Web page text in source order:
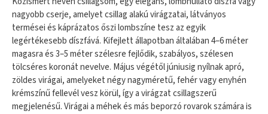
nagyobb cserje, amelyet csillag alakú virágzatai, látványos
termései és káprázatos őszi lombszíne tesz az egyik
legértékesebb díszfává. Kifejlett állapotban általában 4–6 méter
magasra és 3–5 méter szélesre fejlődik, szabályos, szélesen
tölcséres koronát nevelve. Május végétől júniusig nyílnak apró,
zöldes virágai, amelyeket négy nagyméretű, fehér vagy enyhén
krémszínű fellevél vesz körül, így a virágzat csillagszerű
megjelenésű. Virágai a méhek és más beporzó rovarok számára is